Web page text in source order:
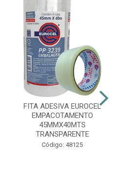
FITA ADESIVA EUROCEL
EMPACOTAMENTO
45MMX40MTS
TRANSPARENTE
Código: 48125